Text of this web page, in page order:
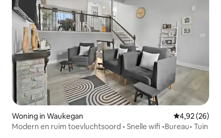
Woning in Waukegan Gemiddelde
4,92 (26)
Modern en ruim toevluchtsoord • Snelle wifi •Bureau• Tuin